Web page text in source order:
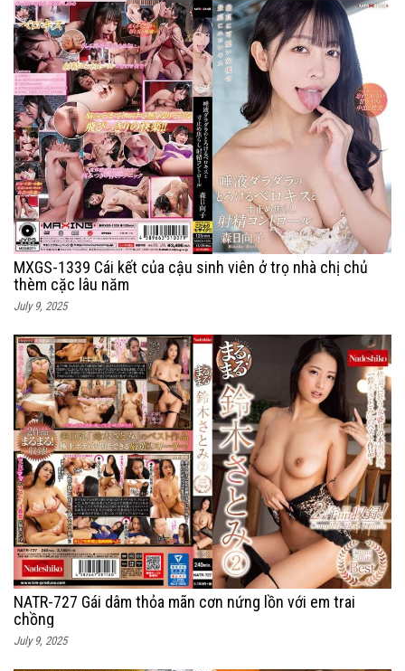
MXGS-1339 Cái kết của cậu sinh viên ở trọ nhà chị chủ
thèm cặc lâu năm
July 9, 2025
NATR-727 Gái dâm thỏa mãn cơn nứng lồn với em trai
chồng
July 9, 2025